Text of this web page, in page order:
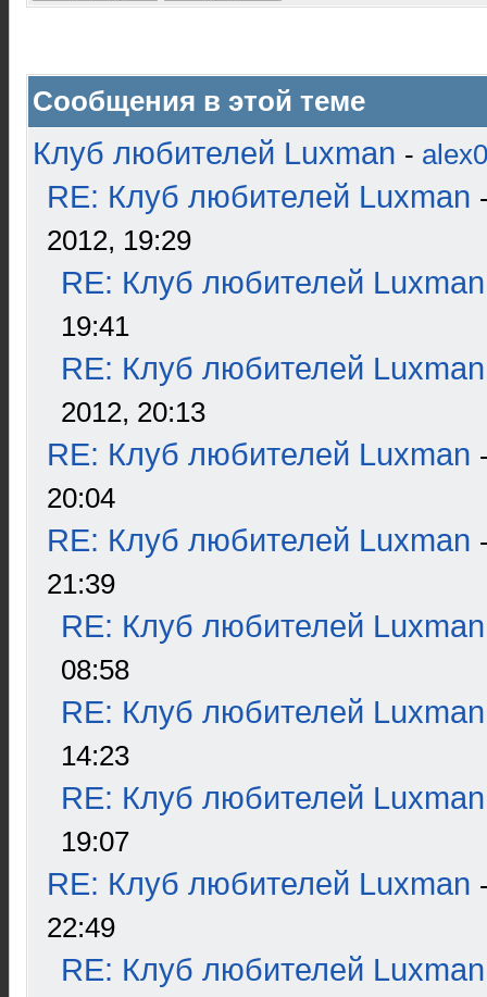
Сообщения в этой теме
Клуб любителей Luxman -
RE: Клуб любителей Luxman
2012, 19:29
RE: Клуб любителей Luxman
19:41
RE: Клуб любителей Luxman
2012, 20:13
RE: Клуб любителей Luxman
20:04
RE: Клуб любителей Luxman
21:39
RE: Клуб любителей Luxman
08:58
RE: Клуб любителей Luxman
14:23
RE: Клуб любителей Luxman
19:07
RE: Клуб любителей Luxman
22:49
RE: Клуб любителей Luxman